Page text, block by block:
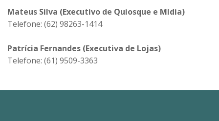
Mateus Silva (Executivo de Quiosque e Mídia)
Telefone: (62) 98263-1414
Patrícia Fernandes (Executiva de Lojas)
Telefone: (61) 9509-3363